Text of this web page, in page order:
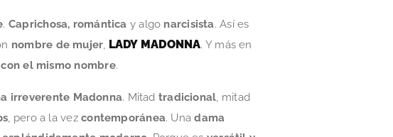
. Caprichosa, romántica y algo narcisista. Así es
nombre de mujer, LADY MADONNA. Y más en
el mismo nombre.
irreverente Madonna. Mitad tradicional, mitad
, pero a la vezcontemporánea. Unadama